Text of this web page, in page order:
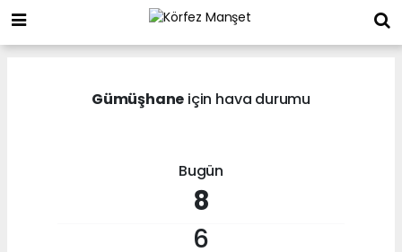
Gümüşhane için hava durumu
Bugün
8
6